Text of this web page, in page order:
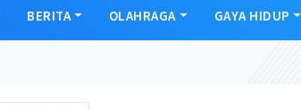
BERITA OLAHRAGA GAYA HIDUP